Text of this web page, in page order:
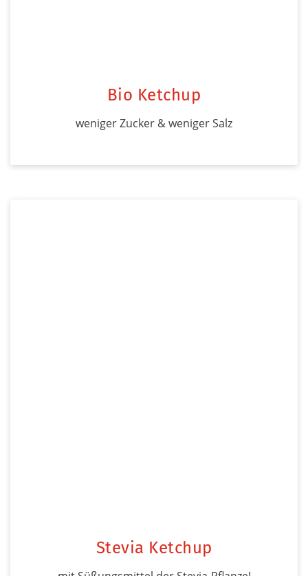
Bio Ketchup
weniger Zucker & weniger Salz
Stevia Ketchup